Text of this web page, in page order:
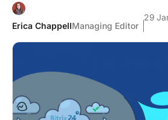
Erica ChappellManaging Editor
29